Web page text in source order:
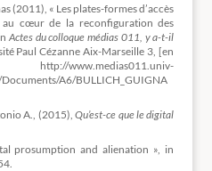
(2011), « Les plates-formes d’accès
cœur de la reconfiguration des
Actes du colloque médias 011, y a-t-il
Paul Cézanne Aix-Marseille 3, [en
A6/BULLICH_GUIGNA
A., (2015),Qu’est-ce que le digital
prosumption and alienation », in